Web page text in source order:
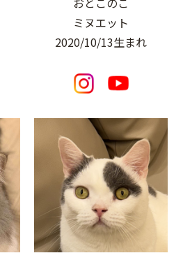
ミヌエット
2020/10/13生まれ